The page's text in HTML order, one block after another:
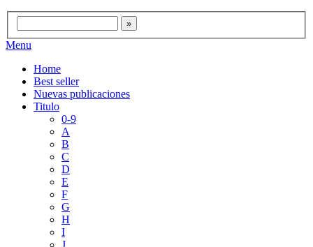
Menu
Home
Best seller
Nuevas publicaciones
Titulo
0-9
A
B
C
D
E
F
G
H
I